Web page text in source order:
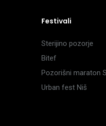
Festivali
Sterijino pozorje
Bitef
Pozorišni maraton
Urban fest Niš